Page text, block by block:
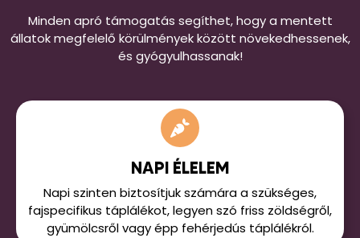
Minden apró támogatás segíthet, hogy a mentett
állatok megfelelő körülmények között növekedhessenek,
és gyógyulhassanak!
NAPI ÉLELEM
Napi szinten biztosítjuk számára a szükséges,
fajspecifikus táplálékot, legyen szó friss zöldségről,
gyümölcsről vagy épp fehérjedús táplálékról.